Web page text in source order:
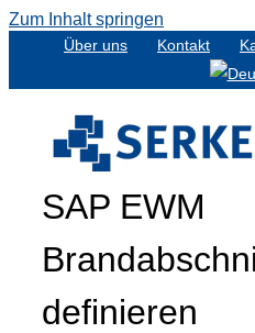
Zum Inhalt springen
Über uns Kontakt
SAP EWM
definieren